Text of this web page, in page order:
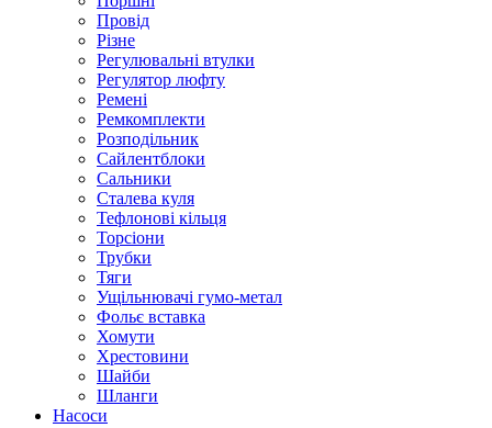
Провід
Різне
Регулювальні втулки
Регулятор люфту
Ремені
Ремкомплекти
Розподільник
Сайлентблоки
Сальники
Сталева куля
Тефлонові кільця
Торсіони
Трубки
Тяги
Ущільнювачі гумо-метал
Фольє вставка
Хомути
Хрестовини
Шайби
Шланги
Насоси